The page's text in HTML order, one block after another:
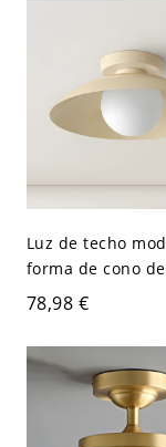
Luz de techo
forma de cono
luces bi-pin con
de hierro - Beige
120 V
78,98 €